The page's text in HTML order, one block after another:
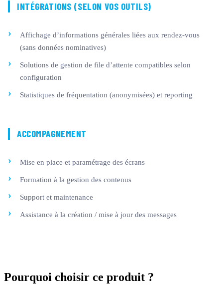
INTÉGRATIONS (SELON VOS OUTILS)
Affichage d’informations générales liées aux rendez-vous
(sans données nominatives)
Solutions de gestion de file d’attente compatibles selon
configuration
Statistiques de fréquentation (anonymisées) et reporting
ACCOMPAGNEMENT
Mise en place et paramétrage des écrans
Formation à la gestion des contenus
Support et maintenance
Assistance à la création / mise à jour des messages
Pourquoi choisir ce produit ?